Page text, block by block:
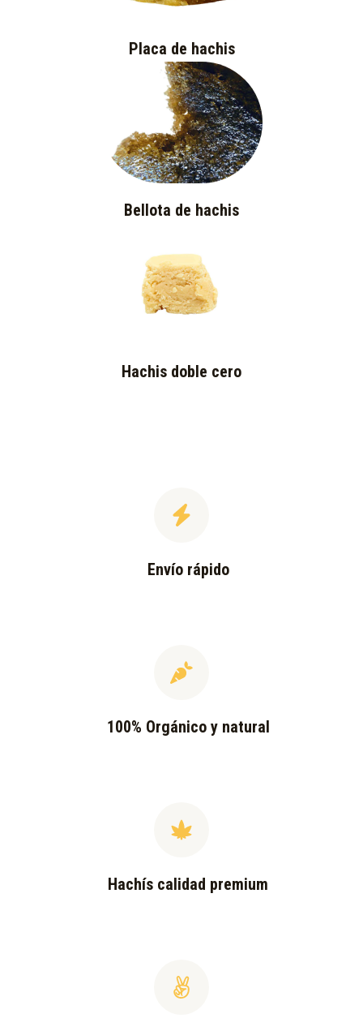
Placa de hachis
Bellota de hachis
Hachis doble cero
Envío rápido
100% Orgánico y natural
Hachís calidad premium